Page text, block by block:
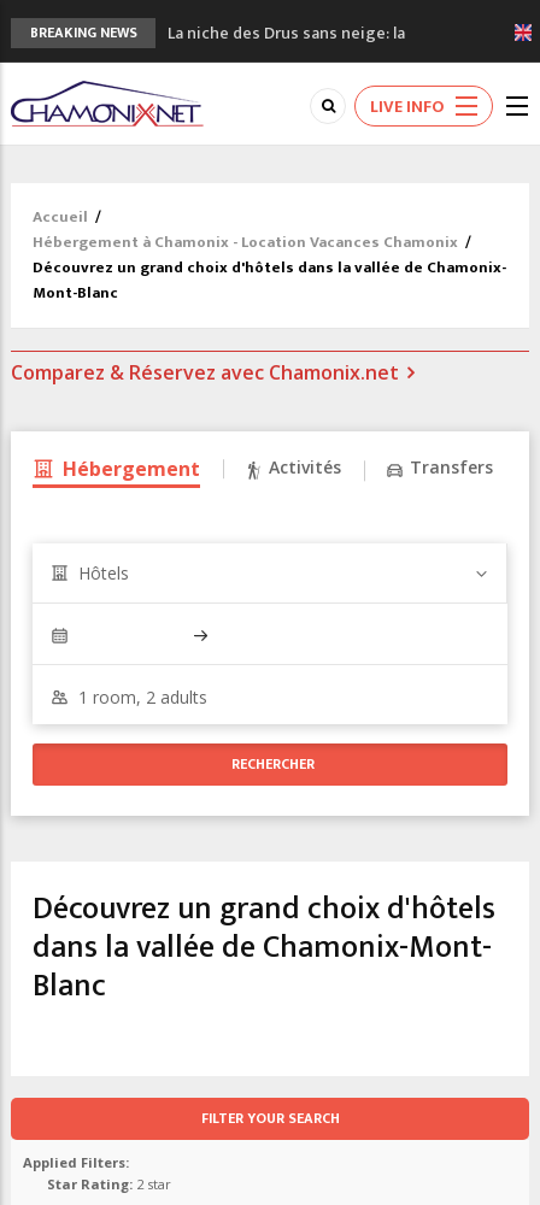
BREAKING NEWS
La niche des Drus sans neige: la
sécheresse en haute montagne
3 bonnes raisons pour visiter le nouveau
Musée du Mont-Blanc
Accidents en montagne: 3 personnes sont
à pied à Chamonix
3eme Chamonix Vallée Classics Festival
LIVE INFO
Accueil /
Hébergement à Chamonix - Location Vacances Chamonix /
Découvrez un grand choix d'hôtels dans la vallée de Chamonix-
Mont-Blanc
Comparez & Réservez avec Chamonix.net
Hébergement Activités Transfers
Hôtels
Découvrez un grand choix d'hôtels
dans la vallée de Chamonix-Mont-
Blanc
FILTER YOUR SEARCH
Applied Filters:
Star Rating: 2 star